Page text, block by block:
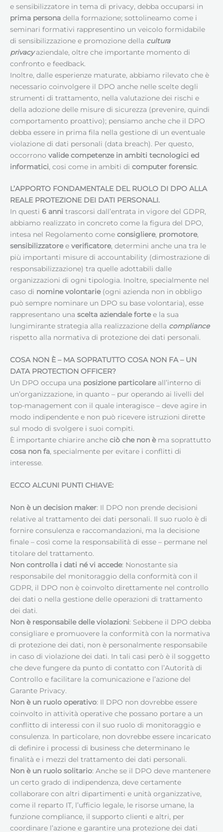
e sensibilizzatore in tema di privacy, debba occuparsi in
prima persona della formazione; sottolineamo come i
seminari formativi rappresentino un veicolo formidabile
di sensibilizzazione e promozione della cultura
privacyaziendale, oltre che importante momento di
confronto e feedback.
Inoltre, dalle esperienze maturate, abbiamo rilevato che è
necessario coinvolgere il DPO anche nelle scelte degli
strumenti di trattamento, nella valutazione dei rischi e
della adozione delle misure di sicurezza (prevenire, quindi
comportamento proattivo); pensiamo anche che il DPO
debba essere in prima fila nella gestione di un eventuale
violazione di dati personali (data breach). Per questo,
occorrono valide competenze in ambiti tecnologici ed
informatici, cosi come in ambiti di computer forensic.
L’APPORTO FONDAMENTALE DEL RUOLO DI DPO ALLA
REALE PROTEZIONE DEI DATI PERSONALI.
In questi 6 anni trascorsi dall’entrata in vigore del GDPR,
abbiamo realizzato in concreto come la figura del DPO,
intesa nel Regolamento come consigliere, promotore,
sensibilizzatoree verificatore, determini anche una tra le
più importanti misure di accountability (dimostrazione di
responsabilizzazione) tra quelle adottabili dalle
organizzazioni di ogni tipologia. Inoltre, specialmente nel
caso di nomine volontarie(ogni azienda non in obbligo
può sempre nominare un DPO su base volontaria), esse
rappresentano una scelta aziendale fortee la sua
lungimirante strategia alla realizzazione della compliance
rispetto alla normativa di protezione dei dati personali.
COSA NON È – MA SOPRATUTTO COSA NON FA – UN
DATA PROTECTION OFFICER?
Un DPO occupa una posizione particolareall’interno di
un’organizzazione, in quanto – pur operando ai livelli del
top-management con il quale interagisce – deve agire in
modo indipendente e non può ricevere istruzioni dirette
sul modo di svolgere i suoi compiti.
È importante chiarire anche ciò che non èma soprattutto
cosa non fa, specialmente per evitare i conflitti di
interesse.
ECCO ALCUNI PUNTI CHIAVE:
Non è un decision maker: Il DPO non prende decisioni
relative al trattamento dei dati personali. Il suo ruolo è di
fornire consulenza e raccomandazioni, ma la decisione
finale – così come la responsabilità di esse – permane nel
titolare del trattamento.
Non controlla i dati né vi accede: Nonostante sia
responsabile del monitoraggio della conformità con il
GDPR, il DPO non è coinvolto direttamente nel controllo
dei dati o nella gestione delle operazioni di trattamento
dei dati.
Non è responsabile delle violazioni: Sebbene il DPO debba
consigliare e promuovere la conformità con la normativa
di protezione dei dati, non è personalmente responsabile
in caso di violazione dei dati. In tali casi però è il soggetto
che deve fungere da punto di contatto con l’Autorità di
Controllo e facilitare la comunicazione e l’azione del
Garante Privacy.
Non è un ruolo operativo: Il DPO non dovrebbe essere
coinvolto in attività operative che possano portare a un
conflitto di interessi con il suo ruolo di monitoraggio e
consulenza. In particolare, non dovrebbe essere incaricato
di definire i processi di business che determinano le
finalità e i mezzi del trattamento dei dati personali.
Non è un ruolo solitario: Anche se il DPO deve mantenere
un certo grado di indipendenza, deve certamente
collaborare con altri dipartimenti e unità organizzative,
come il reparto IT, l’ufficio legale, le risorse umane, la
funzione compliance, il supporto clienti e altri, per
coordinare l’azione e garantire una protezione dei dati